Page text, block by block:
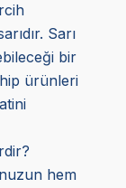
Sarı
bir
ürünleri
hem